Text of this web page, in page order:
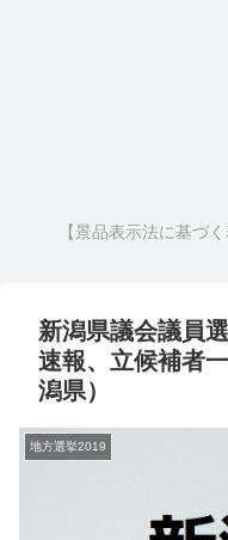
【景品表示法に基づ
新潟県議会議員
速報、立候補者
潟県）
地方選挙2019